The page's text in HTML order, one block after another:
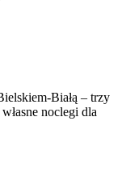
Białą – trzy
noclegi dla